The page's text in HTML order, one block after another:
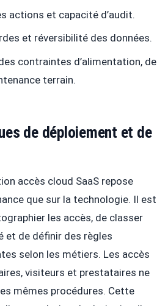
actions et capacité d’audit.
et réversibilité des données.
contraintes d’alimentation, de
terrain.
de déploiement et de
accès cloud SaaS repose
que sur la technologie. Il est
les accès, de classer
et de définir des règles
selon les métiers. Les accès
visiteurs et prestataires ne
mêmes procédures. Cette